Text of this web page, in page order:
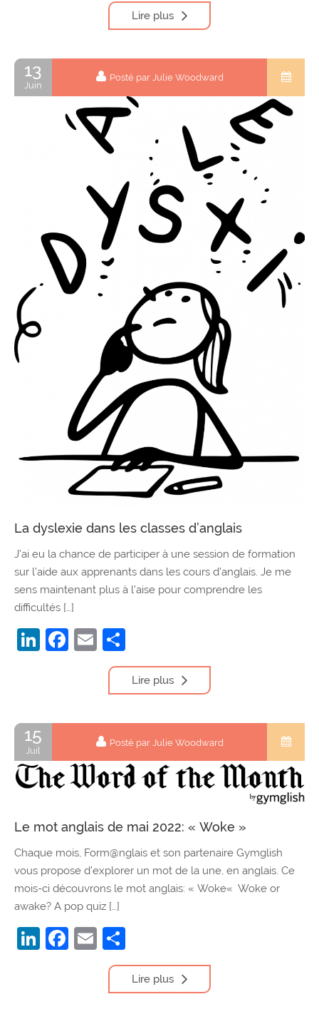
Lire plus
13
Juin
Posté par Julie Woodward
La dyslexie dans les classes d’anglais
J’ai eu la chance de participer à une session de formation
sur l’aide aux apprenants dans les cours d’anglais. Je me
sens maintenant plus à l’aise pour comprendre les
difficultés […]
LinkedIn
Facebook
Email
Lire plus
15
Juil
Posté par Julie Woodward
Le mot anglais de mai 2022: « Woke »
Chaque mois, Form@nglais et son partenaire Gymglish
vous propose d’explorer un mot de la une, en anglais. Ce
mois-ci découvrons le mot anglais: « Woke« Woke or
awake? A pop quiz […]
LinkedIn
Facebook
Email
Lire plus